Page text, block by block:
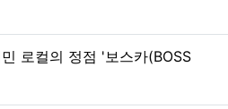
로컬의 정점 '보스카(BOSS